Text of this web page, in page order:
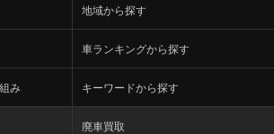
地域から探す
車ランキングから探す
み キーワードから探す
廃車買取